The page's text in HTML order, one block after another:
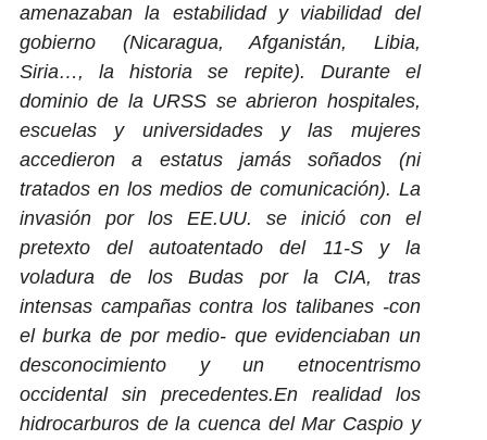
amenazaban la estabilidad y viabilidad del
gobierno (Nicaragua, Afganistán, Libia,
Siria…, la historia se repite). Durante el
dominio de la URSS se abrieron hospitales,
escuelas y universidades y las mujeres
accedieron a estatus jamás soñados (ni
tratados en los medios de comunicación). La
invasión por los EE.UU. se inició con el
pretexto del autoatentado del 11-S y la
voladura de los Budas por la CIA, tras
intensas campañas contra los talibanes -con
el burka de por medio- que evidenciaban un
desconocimiento y un etnocentrismo
occidental sin precedentes.En realidad los
hidrocarburos de la cuenca del Mar Caspio y